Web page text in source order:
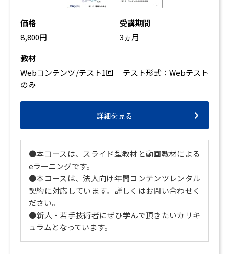
価格
8,800円
受講期間
3ヵ月
教材
Webコンテンツ/テスト1回 テスト形式：Webテスト
のみ
詳細を見る
●本コースは、スライド型教材と動画教材による
eラーニングです。
●本コースは、法人向け年間コンテンツレンタル
契約に対応しています。詳しくはお問い合わせく
ださい。
●新人・若手技術者にぜひ学んで頂きたいカリキ
ュラムとなっています。